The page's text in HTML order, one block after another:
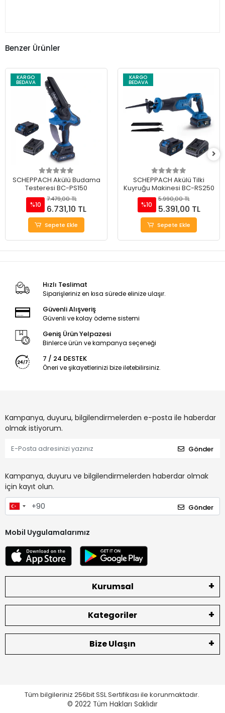
Benzer Ürünler
KARGO
BEDAVA
SCHEPPACH Akülü Budama
Testeresi BC-PS150
%10
7.479,00 TL
6.731,10 TL
Sepete Ekle
KARGO
BEDAVA
SCHEPPACH Akülü Tilki
Kuyruğu Makinesi BC-RS250
%10
5.990,00 TL
5.391,00 TL
Sepete Ekle
Hızlı Teslimat
Siparişleriniz en kısa sürede elinize ulaşır.
Güvenli Alışveriş
Güvenli ve kolay ödeme sistemi
Geniş Ürün Yelpazesi
Binlerce ürün ve kampanya seçeneği
7 / 24 DESTEK
Öneri ve şikayetlerinizi bize iletebilirsiniz.
Kampanya, duyuru, bilgilendirmelerden e-posta ile haberdar
olmak istiyorum.
Gönder
Kampanya, duyuru ve bilgilendirmelerden haberdar olmak
için kayıt olun.
Gönder
Mobil Uygulamalarımız
Kurumsal
Kategoriler
Bize Ulaşın
Tüm bilgileriniz 256bit SSL Sertifikası ile korunmaktadır.
© 2022 Tüm Hakları Saklıdır